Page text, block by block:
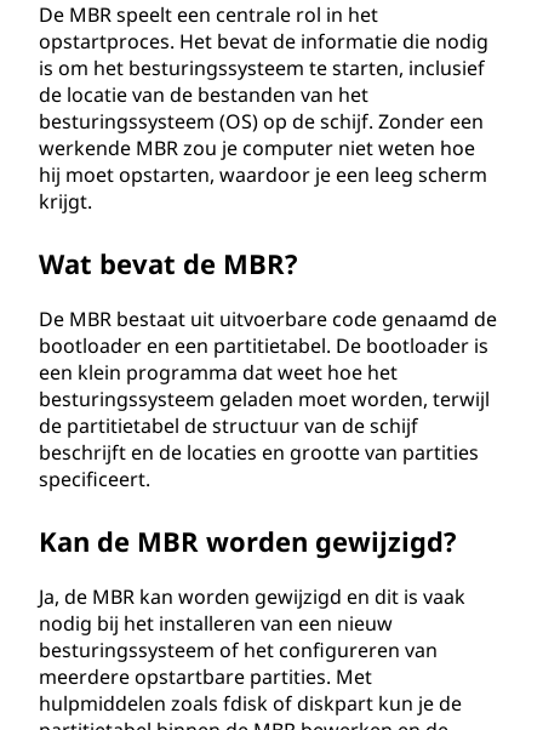
De MBR speelt een centrale rol in het
opstartproces. Het bevat de informatie die nodig
is om het besturingssysteem te starten, inclusief
de locatie van de bestanden van het
besturingssysteem (OS) op de schijf. Zonder een
werkende MBR zou je computer niet weten hoe
hij moet opstarten, waardoor je een leeg scherm
krijgt.
Wat bevat de MBR?
De MBR bestaat uit uitvoerbare code genaamd de
bootloader en een partitietabel. De bootloader is
een klein programma dat weet hoe het
besturingssysteem geladen moet worden, terwijl
de partitietabel de structuur van de schijf
beschrijft en de locaties en grootte van partities
specificeert.
Kan de MBR worden gewijzigd?
Ja, de MBR kan worden gewijzigd en dit is vaak
nodig bij het installeren van een nieuw
besturingssysteem of het configureren van
meerdere opstartbare partities. Met
hulpmiddelen zoals fdisk of diskpart kun je de